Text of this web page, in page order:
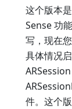
这个版本
Sense 功
写，现在
具体情况
件。这个